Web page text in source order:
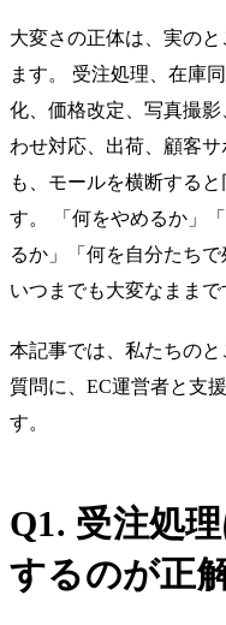
大変さの正体は、実の
ます。 受注処理、在庫
化、価格改定、写真撮
わせ対応、出荷、顧客
も、モールを横断する
す。 「何をやめるか」
るか」「何を自分たち
いつまでも大変なままで
本記事では、私たちの
質問に、EC運営者と支
す。
Q1. 受注処
するのが正